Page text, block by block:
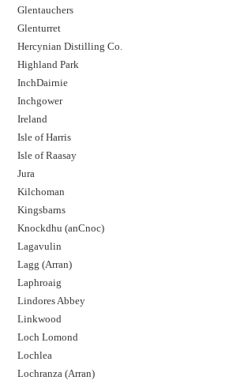
Glentauchers
Glenturret
Hercynian Distilling Co.
Highland Park
InchDairnie
Inchgower
Ireland
Isle of Harris
Isle of Raasay
Jura
Kilchoman
Kingsbarns
Knockdhu (anCnoc)
Lagavulin
Lagg (Arran)
Laphroaig
Lindores Abbey
Linkwood
Loch Lomond
Lochlea
Lochranza (Arran)